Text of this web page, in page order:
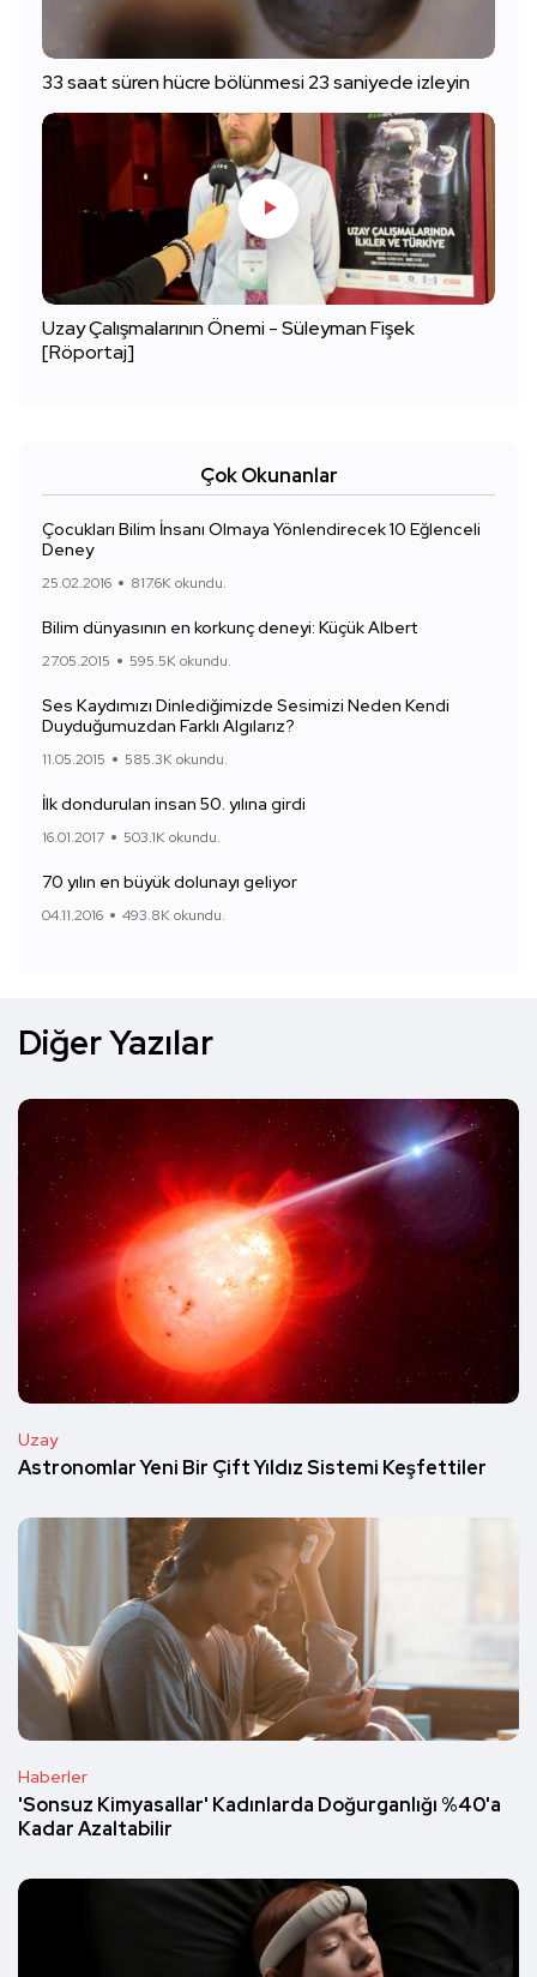
33 saat süren hücre bölünmesi 23 saniyede izleyin
Uzay Çalışmalarının Önemi - Süleyman Fişek
[Röportaj]
Çok Okunanlar
Çocukları Bilim İnsanı Olmaya Yönlendirecek 10 Eğlenceli
Deney
25.02.2016 817.6K okundu.
Bilim dünyasının en korkunç deneyi: Küçük Albert
27.05.2015 595.5K okundu.
Ses Kaydımızı Dinlediğimizde Sesimizi Neden Kendi
Duyduğumuzdan Farklı Algılarız?
11.05.2015 585.3K okundu.
İlk dondurulan insan 50. yılına girdi
16.01.2017 503.1K okundu.
70 yılın en büyük dolunayı geliyor
04.11.2016 493.8K okundu.
Diğer Yazılar
Uzay
Astronomlar Yeni Bir Çift Yıldız Sistemi Keşfettiler
Haberler
'Sonsuz Kimyasallar' Kadınlarda Doğurganlığı %40'a
Kadar Azaltabilir